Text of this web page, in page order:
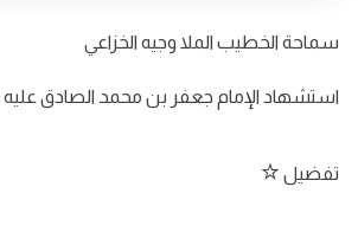
سماحة الخطيب الملا وجيه الخزاعي
استشهاد الإمام جعفر بن محمد الصادق عليه
تفضيل